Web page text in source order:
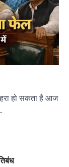
हो सकता है आज